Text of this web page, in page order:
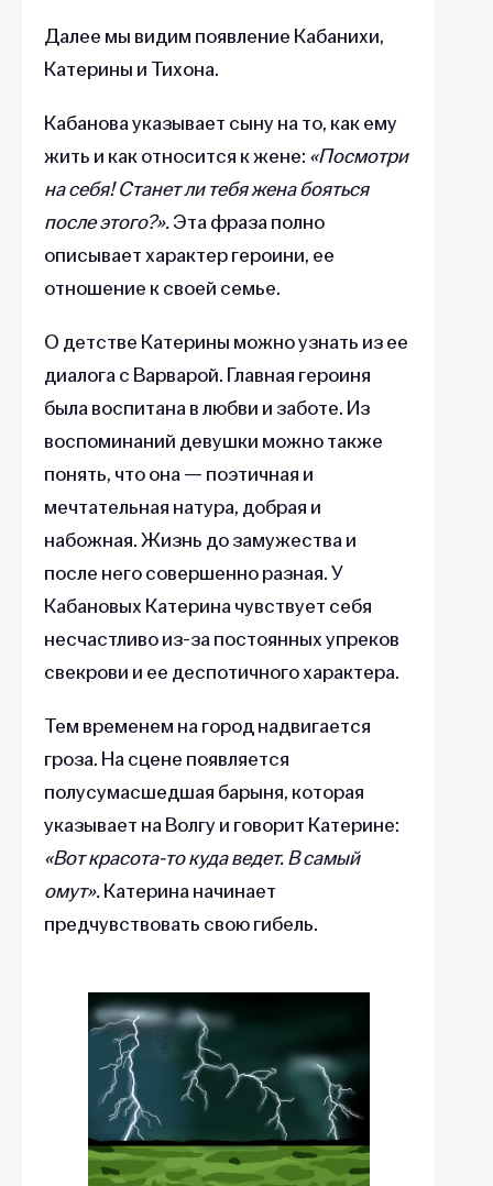
Далее мы видим появление Кабанихи,
Катерины и Тихона.
Кабанова указывает сыну на то, как ему
жить и как относится к жене: «Посмотри
на себя! Станет ли тебя жена бояться
после этого?».Эта фраза полно
описывает характер героини, ее
отношение к своей семье.
О детстве Катерины можно узнать из ее
диалога с Варварой. Главная героиня
была воспитана в любви и заботе. Из
воспоминаний девушки можно также
понять, что она — поэтичная и
мечтательная натура, добрая и
набожная. Жизнь до замужества и
после него совершенно разная. У
Кабановых Катерина чувствует себя
несчастливо из-за постоянных упреков
свекрови и ее деспотичного характера.
Тем временем на город надвигается
гроза. На сцене появляется
полусумасшедшая барыня, которая
указывает на Волгу и говорит Катерине:
«Вот красота-то куда ведет. В самый
омут».Катерина начинает
предчувствовать свою гибель.